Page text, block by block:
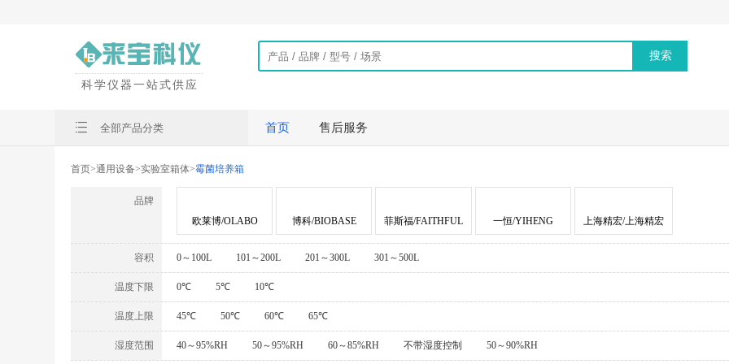
科学仪器一站式供应
全部产品分类 首页 售后服务
首页>通用设备>实验室箱体>霉菌培养箱
品牌
欧莱博/OLABO
博科/BIOBASE 菲斯福/FAITHFUL 一恒/YIHENG 上海精宏/上海精宏
容积 0～100L 101～200L 201～300L 301～500L
温度下限 0℃ 5℃ 10℃
温度上限 45℃ 50℃ 60℃ 65℃
湿度范围 40～95%RH 50～95%RH 60～85%RH 不带湿度控制 50～90%RH